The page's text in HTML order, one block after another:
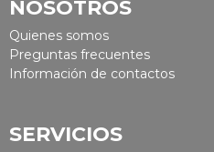
NOSOTROS
Quienes somos
Preguntas frecuentes
Información de contactos
SERVICIOS